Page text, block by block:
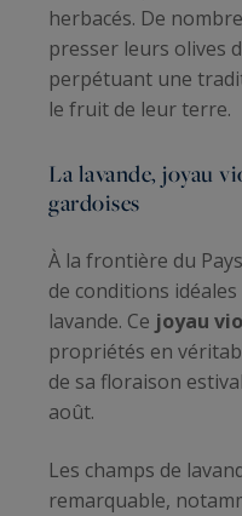
herbacés. De
presser leurs olives
perpétuant une
le fruit de leur terre.
La lavande, joyau
gardoises
À la frontière du
de conditions
lavande. Ce joyau
propriétés en
de sa floraison
août.
Les champs de
remarquable,